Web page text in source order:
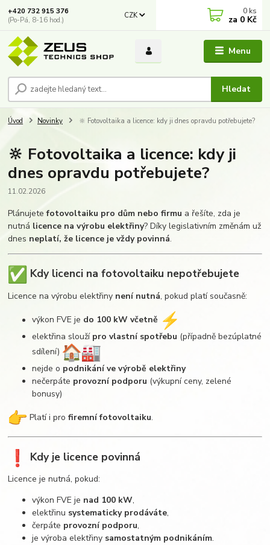
Menu
CZK
Hledat
+420 732 915 376
(Po-Pá, 8-16 hod.)
0 ks
za 0 Kč
Úvod Novinky 🔆 Fotovoltaika a licence: kdy ji dnes opravdu potřebujete?
🔆 Fotovoltaika a licence: kdy ji
dnes opravdu potřebujete?
11.02.2026
Plánujetefotovoltaiku pro dům nebo firmu a řešíte, zda je
nutná licence na výrobu elektřiny? Díky legislativním změnám už
dnes neplatí, že licence je vždy povinná.
Kdy licenci na fotovoltaiku nepotřebujete
Licence na výrobu elektřiny není nutná, pokud platí současně:
výkon FVE je do 100 kW včetně
elektřina slouží pro vlastní spotřebu (případně bezúplatné
sdílení)
nejde o podnikání ve výrobě elektřiny
nečerpáte provozní podporu (výkupní ceny, zelené
bonusy)
Platí i profiremní fotovoltaiku.
Kdy je licence povinná
Licence je nutná, pokud:
výkon FVE je nad 100 kW,
elektřinu systematicky prodáváte,
čerpáte provozní podporu,
je výroba elektřiny samostatným podnikáním.